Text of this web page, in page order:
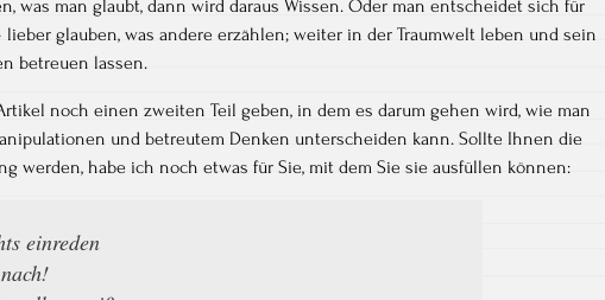
was man glaubt, dann wird daraus Wissen. Oder man entscheidet sich für
lieber glauben, was andere erzählen; weiter in der Traumwelt leben und sein
betreuen lassen.
noch einen zweiten Teil geben, in dem es darum gehen wird, wie man
und betreutem Denken unterscheiden kann. Sollte Ihnen die
werden, habe ich noch etwas für Sie, mit dem Sie sie ausfüllen können:
einreden